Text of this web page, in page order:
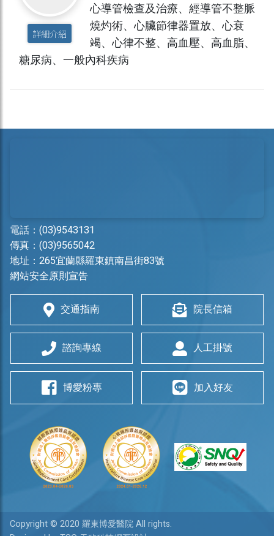
詳細介紹
心導管檢查及治療、經導管不整脈
燒灼術、心臟節律器置放、心衰
竭、心律不整、高血壓、高血脂、
糖尿病、一般內科疾病
電話： (03)9543131
傳真：(03)9565042
地址： 265宜蘭縣羅東鎮南昌街83號
網站安全原則宣告
交通指南 院長信箱
諮詢專線 人工掛號
博愛粉專 加入好友
Copyright © 2020 羅東博愛醫院 All rights.